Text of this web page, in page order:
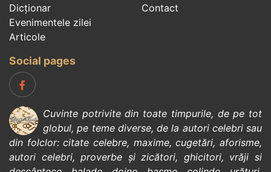
Dicționar
Evenimentele zilei
Articole
Contact
Social pages
Cuvinte potrivite din toate timpurile, de pe tot
globul, pe teme diverse, de la autori celebrisau
din folclor:citate celebre, maxime,cugetări,aforisme,
autori celebri,proverbe și zicători, ghicitori, vrăji si